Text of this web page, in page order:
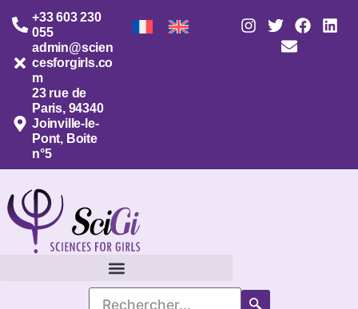
+33 603 230
055
admin@scien
cesforgirls.co
m
23 rue de
Paris, 94340
Joinville-le-
Pont, Boite
n°5